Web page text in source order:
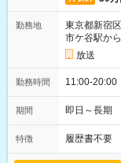
勤務地
東京都新宿区
市ケ谷駅か
放送
勤務時間 11:00-20:00
期間 即日～長期
特徴 履歴書不要